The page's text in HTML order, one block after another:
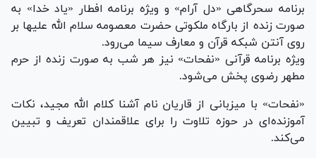
برنامه سحرگاهی «دل آرام» و ویژه برنامه افطار «یاد خدا» به
صورت زنده از بارگاه ملکوتی حضرت معصومه سلام الله علیها بر
روی آنتن شبکه قرآن و معارف سیما می‌رود.
ویژه برنامه قرآنی «نفحات» نیز هر شب به صورت زنده از حرم
مطهر رضوی پخش می‌شود.
«نفحات» با میزبانی از قاریان نام آشنا کلام الله مجید، نکات
آموزنده‌ای در حوزه تلاوت را برای علاقمندان تعریف و تبیین
می‌کند.